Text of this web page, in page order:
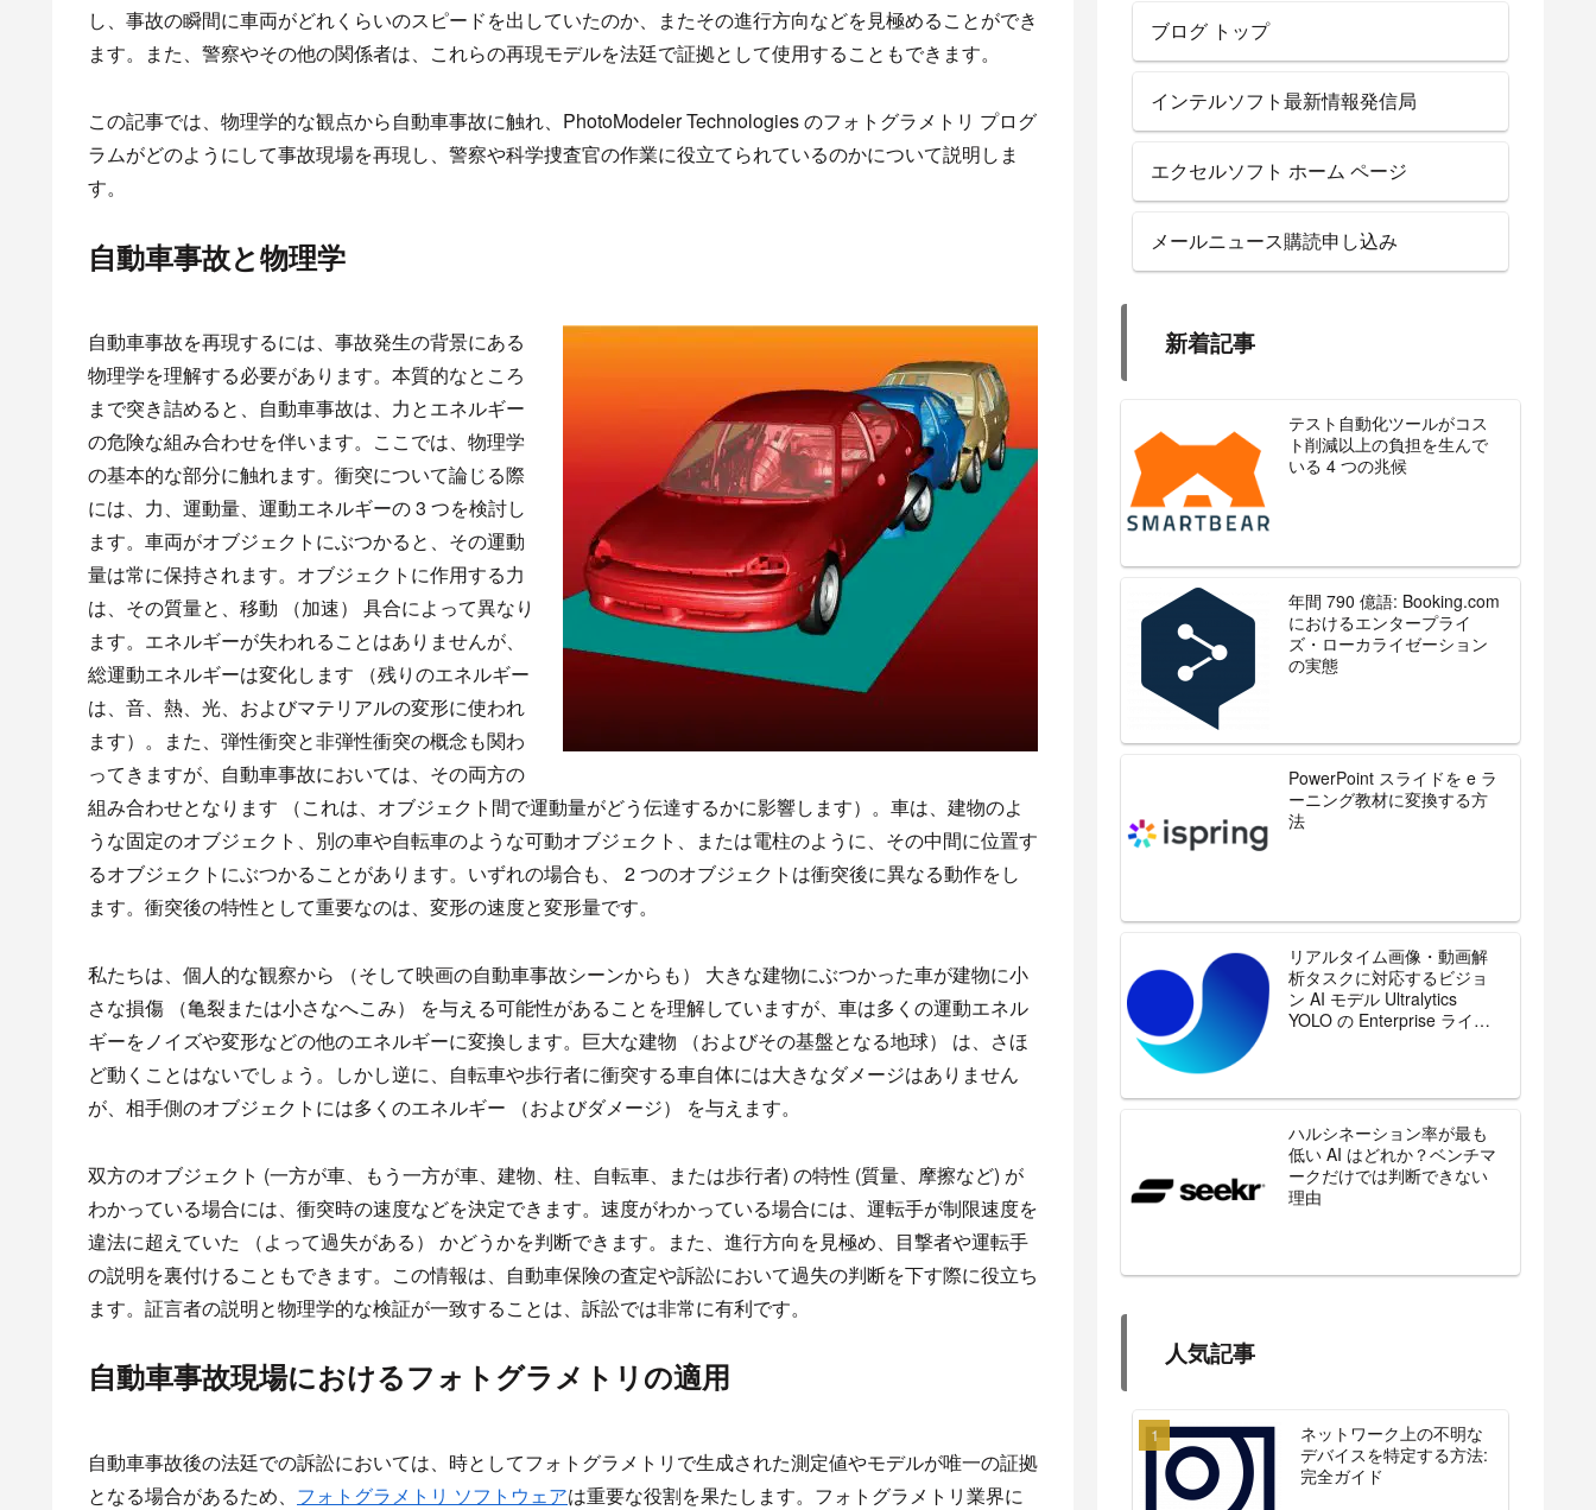
し、事故の瞬間に車両がどれくらいのスピードを出していたのか、またその進行方向などを見極めることができ
ます。また、警察やその他の関係者は、これらの再現モデルを法廷で証拠として使用することもできます。
この記事では、物理学的な観点から自動車事故に触れ、PhotoModeler Technologies のフォトグラメトリ プログ
ラムがどのようにして事故現場を再現し、警察や科学捜査官の作業に役立てられているのかについて説明しま
す。
自動車事故と物理学
自動車事故を再現するには、事故発生の背景にある
物理学を理解する必要があります。本質的なところ
まで突き詰めると、自動車事故は、力とエネルギー
の危険な組み合わせを伴います。ここでは、物理学
の基本的な部分に触れます。衝突について論じる際
には、力、運動量、運動エネルギーの 3 つを検討し
ます。車両がオブジェクトにぶつかると、その運動
量は常に保持されます。オブジェクトに作用する力
は、その質量と、移動 （加速） 具合によって異なり
ます。エネルギーが失われることはありませんが、
総運動エネルギーは変化します （残りのエネルギー
は、音、熱、光、およびマテリアルの変形に使われ
ます）。また、弾性衝突と非弾性衝突の概念も関わ
ってきますが、自動車事故においては、その両方の
組み合わせとなります （これは、オブジェクト間で運動量がどう伝達するかに影響します）。車は、建物のよ
うな固定のオブジェクト、別の車や自転車のような可動オブジェクト、または電柱のように、その中間に位置す
るオブジェクトにぶつかることがあります。いずれの場合も、 2 つのオブジェクトは衝突後に異なる動作をし
ます。衝突後の特性として重要なのは、変形の速度と変形量です。
私たちは、個人的な観察から （そして映画の自動車事故シーンからも） 大きな建物にぶつかった車が建物に小
さな損傷 （亀裂または小さなへこみ） を与える可能性があることを理解していますが、車は多くの運動エネル
ギーをノイズや変形などの他のエネルギーに変換します。巨大な建物 （およびその基盤となる地球） は、さほ
ど動くことはないでしょう。しかし逆に、自転車や歩行者に衝突する車自体には大きなダメージはありません
が、相手側のオブジェクトには多くのエネルギー （およびダメージ） を与えます。
双方のオブジェクト (一方が車、もう一方が車、建物、柱、自転車、または歩行者) の特性 (質量、摩擦など) が
わかっている場合には、衝突時の速度などを決定できます。速度がわかっている場合には、運転手が制限速度を
違法に超えていた （よって過失がある） かどうかを判断できます。また、進行方向を見極め、目撃者や運転手
の説明を裏付けることもできます。この情報は、自動車保険の査定や訴訟において過失の判断を下す際に役立ち
ます。証言者の説明と物理学的な検証が一致することは、訴訟では非常に有利です。
自動車事故現場におけるフォトグラメトリの適用
自動車事故後の法廷での訴訟においては、時としてフォトグラメトリで生成された測定値やモデルが唯一の証拠
となる場合があるため、 フォトグラメトリ ソフトウェアは重要な役割を果たします。フォトグラメトリ業界に
ブログ トップ
インテルソフト最新情報発信局
エクセルソフト ホーム ページ
メールニュース購読申し込み
新着記事
テスト自動化ツールがコス
ト削減以上の負担を生んで
いる 4 つの兆候
年間 790 億語: Booking.com
におけるエンタープライ
ズ・ローカライゼーション
の実態
PowerPoint スライドを e ラ
ーニング教材に変換する方
法
リアルタイム画像・動画解
析タスクに対応するビジョ
ン AI モデル Ultralytics
YOLO の Enterprise ライセ
ハルシネーション率が最も
低い AI はどれか？ベンチマ
ークだけでは判断できない
理由
人気記事
ネットワーク上の不明な
デバイスを特定する方法:
完全ガイド